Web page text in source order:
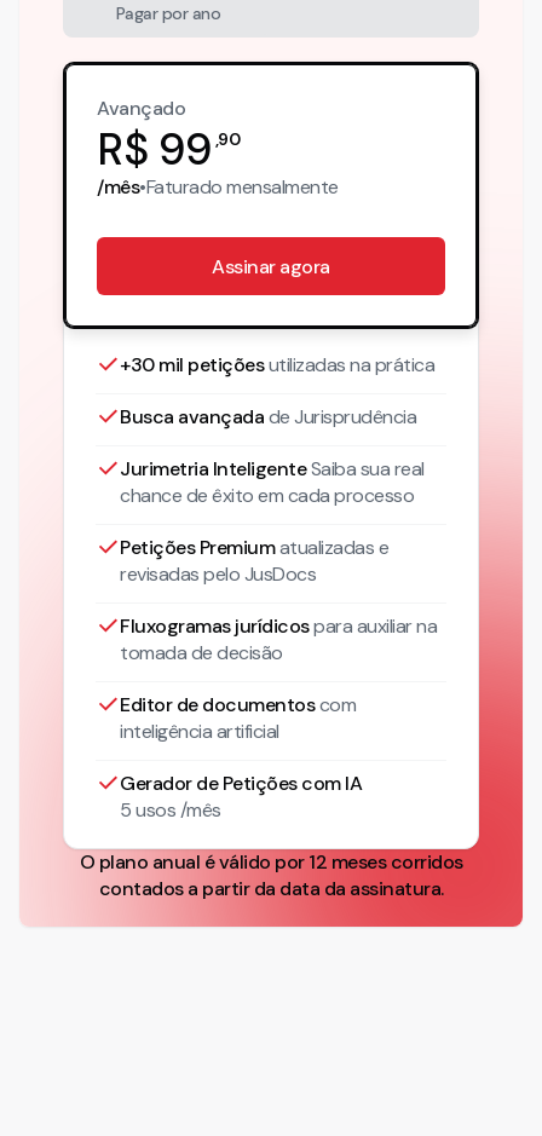
Pagar por ano
Avançado
R$ 99 ,90
/mês•Faturadomensalmente
Assinar agora
+30 mil petiçõesutilizadas na prática
Busca avançadade Jurisprudência
Jurimetria InteligenteSaiba sua real
chance de êxito em cada processo
Petições Premiumatualizadase
revisadas pelo JusDocs
Fluxogramas jurídicospara auxiliar na
tomada de decisão
Editor de documentoscom
inteligência artificial
Gerador de Petições com IA
5 usos /mês
O plano anual é válido por 12 meses corridos
contados a partir da data da assinatura.